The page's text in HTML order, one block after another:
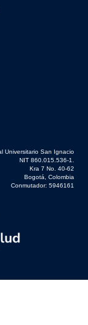
Universitario San Ignacio
NIT 860.015.536-1.
Kra 7 No. 40-62
Bogotá, Colombia
Conmutador: 5946161